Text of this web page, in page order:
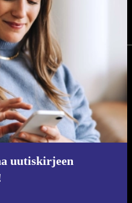
uutiskirjeen
MEITÄ